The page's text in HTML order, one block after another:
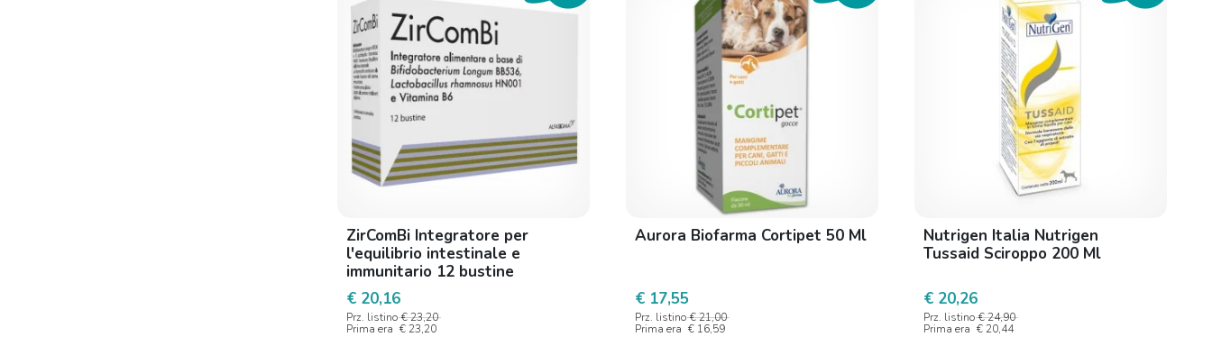
ZirComBi Integratore per
l'equilibrio intestinale e
immunitario 12 bustine
€ 20,16
Prz. listino € 23,20
Prima era € 23,20
Aurora Biofarma Cortipet 50 Ml
€ 17,55
Prz. listino € 21,00
Prima era € 16,59
Nutrigen Italia Nutrigen
Tussaid Sciroppo 200 Ml
€ 20,26
Prz. listino € 24,90
Prima era € 20,44